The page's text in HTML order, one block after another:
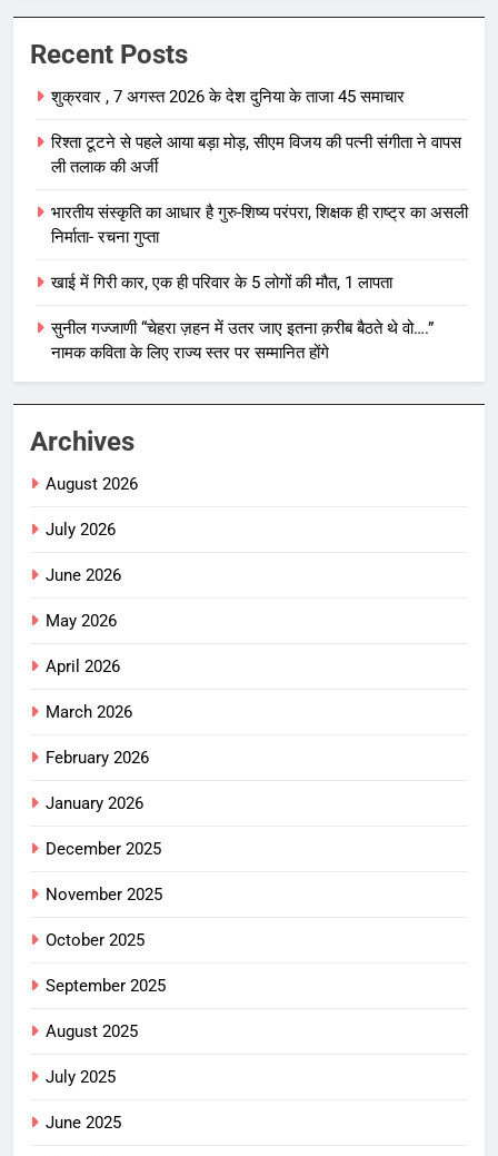
Recent Posts
शुक्रवार , 7 अगस्त 2026 के देश दुनिया के ताजा 45 समाचार
रिश्ता टूटने से पहले आया बड़ा मोड़, सीएम विजय की पत्नी संगीता ने वापस
ली तलाक की अर्जी
भारतीय संस्कृति का आधार है गुरु-शिष्य परंपरा, शिक्षक ही राष्ट्र का असली
निर्माता- रचना गुप्ता
खाई में गिरी कार, एक ही परिवार के 5 लोगों की मौत, 1 लापता
सुनील गज्जाणी “चेहरा ज़हन में उतर जाए इतना क़रीब बैठते थे वो….”
नामक कविता के लिए राज्य स्तर पर सम्मानित होंगे
Archives
August 2026
July 2026
June 2026
May 2026
April 2026
March 2026
February 2026
January 2026
December 2025
November 2025
October 2025
September 2025
August 2025
July 2025
June 2025